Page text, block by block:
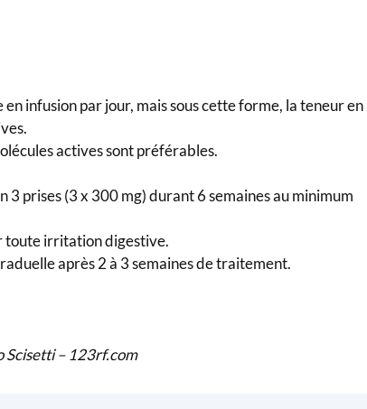
infusion par jour, mais sous cette forme, la teneur en
actives sont préférables.
3 prises (3 x 300 mg) durant 6 semaines au minimum
toute irritation digestive.
après 2 à 3 semaines de traitement.
Scisetti – 123rf.com